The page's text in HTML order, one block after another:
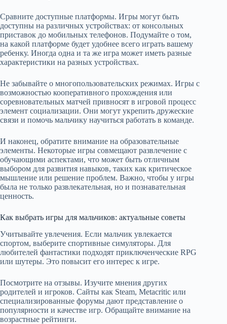
Сравните доступные платформы. Игры могут быть
доступны на различных устройствах: от консольных
приставок до мобильных телефонов. Подумайте о том,
на какой платформе будет удобнее всего играть вашему
ребенку. Иногда одна и та же игра может иметь разные
характеристики на разных устройствах.
Не забывайте о многопользовательских режимах. Игры с
возможностью кооперативного прохождения или
соревновательных матчей привносят в игровой процесс
элемент социализации. Они могут укрепить дружеские
связи и помочь мальчику научиться работать в команде.
И наконец, обратите внимание на образовательные
элементы. Некоторые игры совмещают развлечение с
обучающими аспектами, что может быть отличным
выбором для развития навыков, таких как критическое
мышление или решение проблем. Важно, чтобы у игры
была не только развлекательная, но и познавательная
ценность.
Как выбрать игры для мальчиков: актуальные советы
Учитывайте увлечения. Если мальчик увлекается
спортом, выберите спортивные симуляторы. Для
любителей фантастики подходят приключенческие RPG
или шутеры. Это повысит его интерес к игре.
Посмотрите на отзывы. Изучите мнения других
родителей и игроков. Сайты как Steam, Metacritic или
специализированные форумы дают представление о
популярности и качестве игр. Обращайте внимание на
возрастные рейтинги.